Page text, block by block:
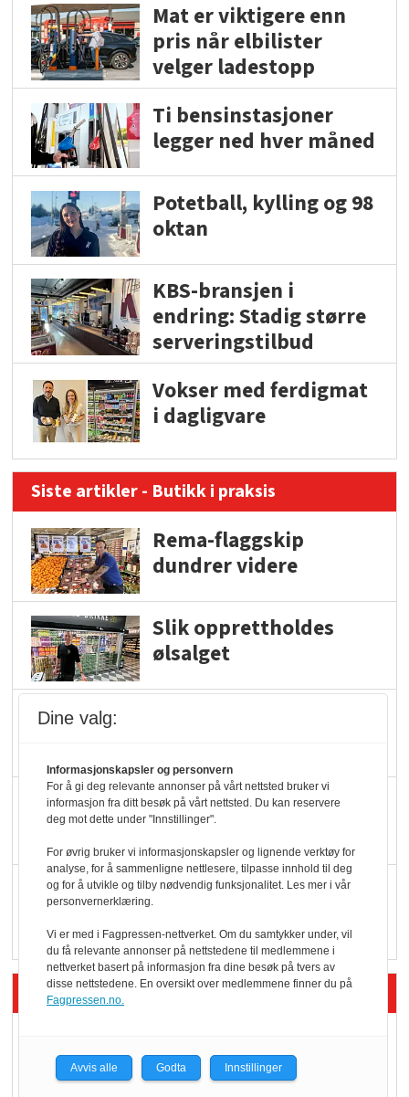
Mat er viktigere enn
pris når elbilister
velger ladestopp
Ti bensinstasjoner
legger ned hver måned
Potetball, kylling og 98
oktan
KBS-bransjen i
endring: Stadig større
serveringstilbud
Vokser med ferdigmat
i dagligvare
Siste artikler - Butikk i praksis
Rema-flaggskip
dundrer videre
Slik opprettholdes
ølsalget
KI lager mat i butikken
Q passerte 1 milliard i
Siste artikler - Økologisk
yoghurt: Trues av
Dine valg:
Informasjonskapsler og personvern
For å gi deg relevante annonser på vårt nettsted bruker vi
informasjon fra ditt besøk på vårt nettsted. Du kan reservere
deg mot dette under "Innstillinger".
For øvrig bruker vi informasjonskapsler og lignende verktøy for
analyse, for å sammenligne nettlesere, tilpasse innhold til deg
og for å utvikle og tilby nødvendig funksjonalitet. Les mer i vår
personvernerklæring.
Vi er med i Fagpressen-nettverket. Om du samtykker under, vil
du få relevante annonser på nettstedene til medlemmene i
nettverket basert på informasjon fra dine besøk på tvers av
disse nettstedene. En oversikt over medlemmene finner du på
Fagpressen.no.
Avvis alle Godta Innstillinger